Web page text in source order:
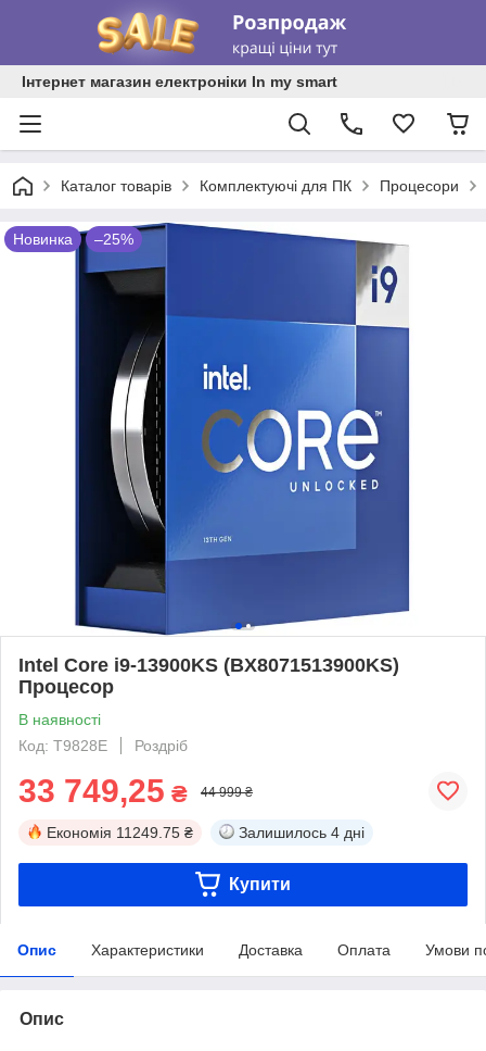
Інтернет магазин електроніки In my smart
Каталог товарів Комплектуючі для ПК Процесори
Новинка –25%
Intel Core i9-13900KS (BX8071513900KS)
Процесор
В наявності
Код: T9828E
Роздріб
33 749,25 ₴ 44 999 ₴
Економія 11249.75 ₴ Залишилось 4 дні
Купити
Опис Характеристики Доставка Оплата Умови
Опис